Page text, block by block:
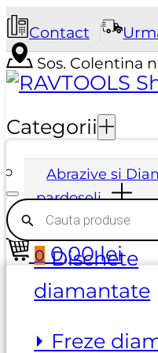
Contact
Sos. Colentina
Categorii
Abrazive si
pardoseli
⏵ Dischete
diamantate
⏵ Freze
Products
search
0 0,00lei